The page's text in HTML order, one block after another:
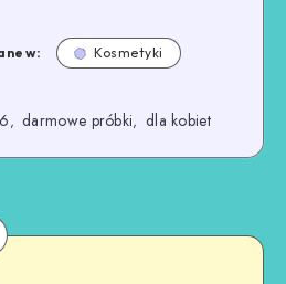
w: Kosmetyki
, darmowe próbki, dla kobiet